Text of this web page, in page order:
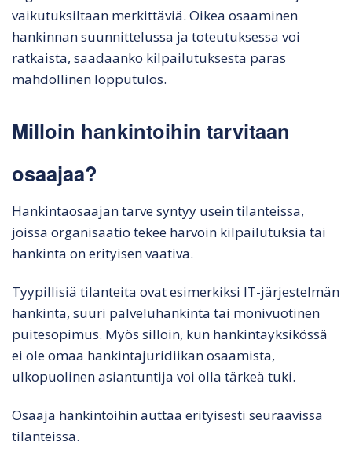
vaikutuksiltaan merkittäviä. Oikea osaaminen
hankinnan suunnittelussa ja toteutuksessa voi
ratkaista, saadaanko kilpailutuksesta paras
mahdollinen lopputulos.
Milloin hankintoihin tarvitaan
osaajaa?
Hankintaosaajan tarve syntyy usein tilanteissa,
joissa organisaatio tekee harvoin kilpailutuksia tai
hankinta on erityisen vaativa.
Tyypillisiä tilanteita ovat esimerkiksi IT-järjestelmän
hankinta, suuri palveluhankinta tai monivuotinen
puitesopimus. Myös silloin, kun hankintayksikössä
ei ole omaa hankintajuridiikan osaamista,
ulkopuolinen asiantuntija voi olla tärkeä tuki.
Osaaja hankintoihin auttaa erityisesti seuraavissa
tilanteissa.